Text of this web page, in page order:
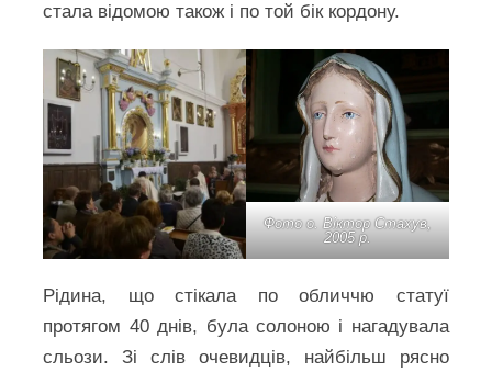
стала відомою також і по той бік кордону.
Фото о. Віктор Стахув,
2005 р.
Рідина, що стікала по обличчю статуї
протягом 40 днів, була солоною і нагадувала
сльози. Зі слів очевидців, найбільш рясно